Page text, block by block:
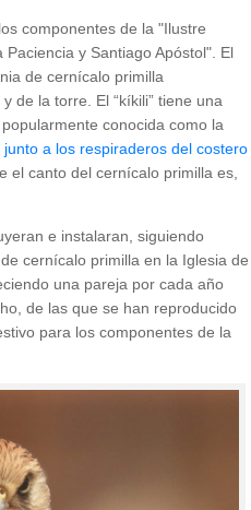
componentes de la "Ilustre
y Santiago Apóstol". El
de cernícalo primilla
de la torre. El “kíkili” tiene una
conocida como la
a los respiraderos del costero
el canto del cernícalo primilla es,
e instalaran, siguiendo
cernícalo primilla en la Iglesia de
una pareja por cada año
de las que se han reproducido
para los componentes de la